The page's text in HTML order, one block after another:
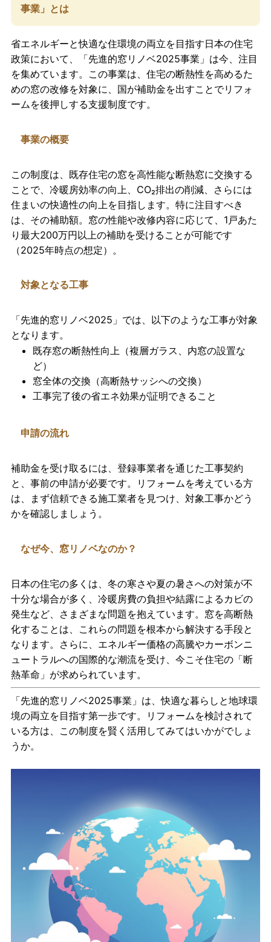
事業」とは
省エネルギーと快適な住環境の両立を目指す日本の住宅
政策において、「先進的窓リノベ2025事業」は今、注目
を集めています。この事業は、住宅の断熱性を高めるた
めの窓の改修を対象に、国が補助金を出すことでリフォ
ームを後押しする支援制度です。
事業の概要
この制度は、既存住宅の窓を高性能な断熱窓に交換する
ことで、冷暖房効率の向上、CO₂排出の削減、さらには
住まいの快適性の向上を目指します。特に注目すべき
は、その補助額。窓の性能や改修内容に応じて、1戸あた
り最大200万円以上の補助を受けることが可能です
（2025年時点の想定）。
対象となる工事
「先進的窓リノベ2025」では、以下のような工事が対象
となります。
既存窓の断熱性向上（複層ガラス、内窓の設置な
ど）
窓全体の交換（高断熱サッシへの交換）
工事完了後の省エネ効果が証明できること
申請の流れ
補助金を受け取るには、登録事業者を通じた工事契約
と、事前の申請が必要です。リフォームを考えている方
は、まず信頼できる施工業者を見つけ、対象工事かどう
かを確認しましょう。
なぜ今、窓リノベなのか？
日本の住宅の多くは、冬の寒さや夏の暑さへの対策が不
十分な場合が多く、冷暖房費の負担や結露によるカビの
発生など、さまざまな問題を抱えています。窓を高断熱
化することは、これらの問題を根本から解決する手段と
なります。さらに、エネルギー価格の高騰やカーボンニ
ュートラルへの国際的な潮流を受け、今こそ住宅の「断
熱革命」が求められています。
「先進的窓リノベ2025事業」は、快適な暮らしと地球環
境の両立を目指す第一歩です。リフォームを検討されて
いる方は、この制度を賢く活用してみてはいかがでしょ
うか。